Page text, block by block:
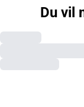
Du vil